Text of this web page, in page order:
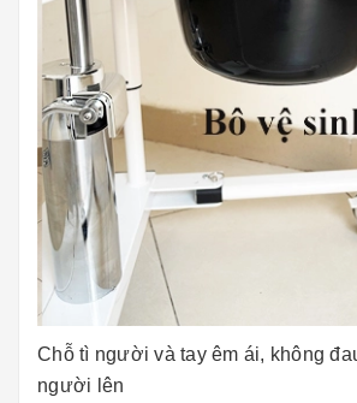
Chỗ tì người và tay êm ái, không
người lên